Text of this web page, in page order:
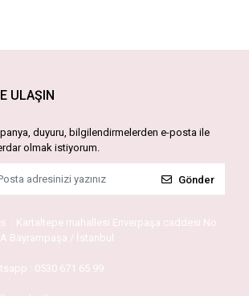
ULAŞIN
duyuru, bilgilendirmelerden e-posta ile
olmak istiyorum.
Gönder
: Kartaltepe mahallesi Enverpaşa caddesi No
Bayrampaşa / İstanbul
: 0530 671 65 99